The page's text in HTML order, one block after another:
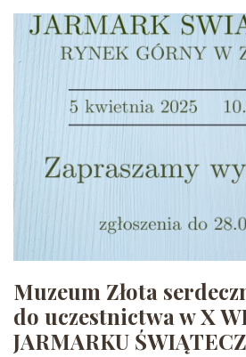
Muzeum Złota
do uczestnictwa w X
JARMARKU